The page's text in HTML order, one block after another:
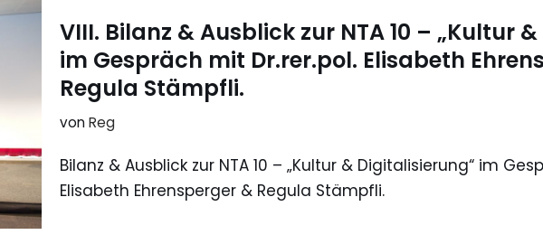
VIII. Bilanz & Ausblick zur NTA 10 – „Kultur
im Gespräch mit Dr.rer.pol. Elisabeth
Regula Stämpfli.
vonReg
Bilanz & Ausblick zur NTA 10 – „Kultur & Digitalisierung“ im
Elisabeth Ehrensperger & Regula Stämpfli.